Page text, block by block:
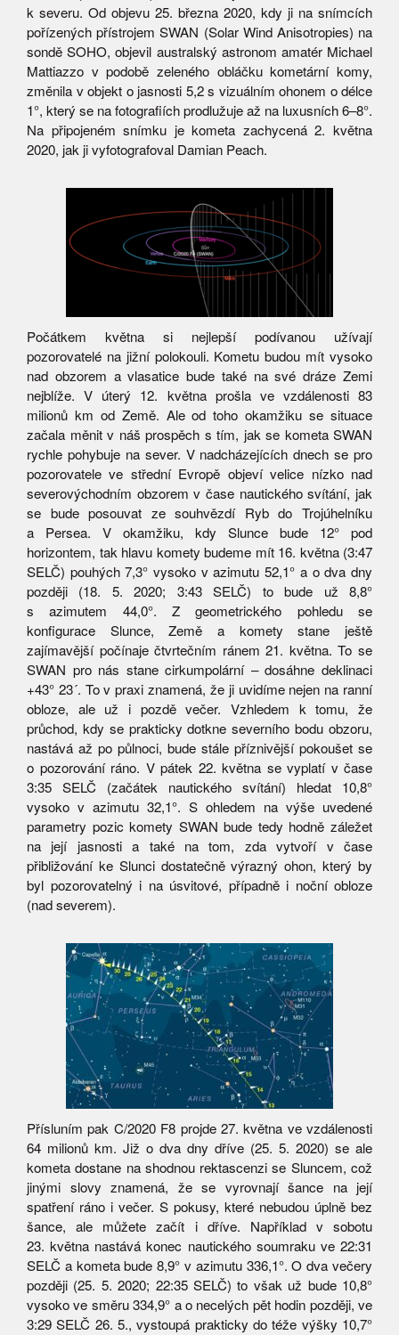
k severu. Od objevu 25. března 2020, kdy ji na snímcích
pořízených přístrojem SWAN (Solar Wind Anisotropies) na
sondě SOHO, objevil australský astronom amatér Michael
Mattiazzo v podobě zeleného obláčku kometární komy,
změnila v objekt o jasnosti 5,2 s vizuálním ohonem o délce
1°, který se na fotografiích prodlužuje až na luxusních 6–8°.
Na připojeném snímku je kometa zachycená 2. května
2020, jak ji vyfotografoval Damian Peach.
Počátkem května si nejlepší podívanou užívají
pozorovatelé na jižní polokouli. Kometu budou mít vysoko
nad obzorem a vlasatice bude také na své dráze Zemi
nejblíže. V úterý 12. května prošla ve vzdálenosti 83
milionů km od Země. Ale od toho okamžiku se situace
začala měnit v náš prospěch s tím, jak se kometa SWAN
rychle pohybuje na sever. V nadcházejících dnech se pro
pozorovatele ve střední Evropě objeví velice nízko nad
severovýchodním obzorem v čase nautického svítání, jak
se bude posouvat ze souhvězdí Ryb do Trojúhelníku
a Persea. V okamžiku, kdy Slunce bude 12° pod
horizontem, tak hlavu komety budeme mít 16. května (3:47
SELČ) pouhých 7,3° vysoko v azimutu 52,1° a o dva dny
později (18. 5. 2020; 3:43 SELČ) to bude už 8,8°
s azimutem 44,0°. Z geometrického pohledu se
konfigurace Slunce, Země a komety stane ještě
zajímavější počínaje čtvrtečním ránem 21. května. To se
SWAN pro nás stane cirkumpolární – dosáhne deklinaci
+43° 23´. To v praxi znamená, že ji uvidíme nejen na ranní
obloze, ale už i pozdě večer. Vzhledem k tomu, že
průchod, kdy se prakticky dotkne severního bodu obzoru,
nastává až po půlnoci, bude stále příznivější pokoušet se
o pozorování ráno. V pátek 22. května se vyplatí v čase
3:35 SELČ (začátek nautického svítání) hledat 10,8°
vysoko v azimutu 32,1°. S ohledem na výše uvedené
parametry pozic komety SWAN bude tedy hodně záležet
na její jasnosti a také na tom, zda vytvoří v čase
přibližování ke Slunci dostatečně výrazný ohon, který by
byl pozorovatelný i na úsvitové, případně i noční obloze
(nad severem).
Přísluním pak C/2020 F8 projde 27. května ve vzdálenosti
64 milionů km. Již o dva dny dříve (25. 5. 2020) se ale
kometa dostane na shodnou rektascenzi se Sluncem, což
jinými slovy znamená, že se vyrovnají šance na její
spatření ráno i večer. S pokusy, které nebudou úplně bez
šance, ale můžete začít i dříve. Například v sobotu
23. května nastává konec nautického soumraku ve 22:31
SELČ a kometa bude 8,9° v azimutu 336,1°. O dva večery
později (25. 5. 2020; 22:35 SELČ) to však už bude 10,8°
vysoko ve směru 334,9° a o necelých pět hodin později, ve
3:29 SELČ 26. 5., vystoupá prakticky do téže výšky 10,7°